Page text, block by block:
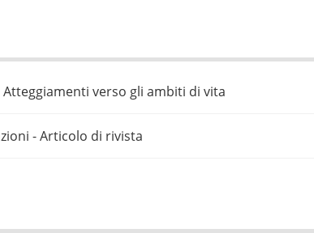
Atteggiamenti verso gli ambiti di vita
- Articolo di rivista